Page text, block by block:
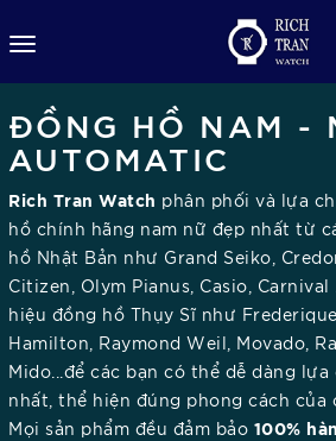
ĐỒNG HỒ NAM -
AUTOMATIC
Rich Tran Watch phân phối và lựa
hồ chính hãng nam nữ đẹp nhất từ
hồ Nhật Bản như Grand Seiko,
Citizen, Olym Pianus, Casio,
hiệu đồng hồ Thụy Sĩ như
Hamilton, Raymond Weil, Movado,
Mido...để các bạn có thể dễ dàng
nhất, thể hiện đúng phong cách của
Mọi sản phẩm đều đảm bảo 100%